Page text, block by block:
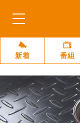
新着 番組